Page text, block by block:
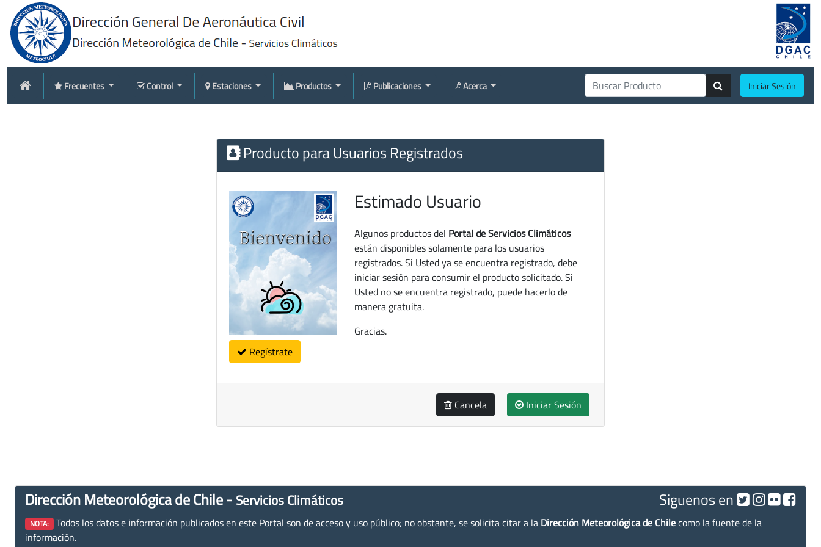
Frecuentes Control Estaciones Productos Publicaciones Acerca Iniciar Sesión
Producto para Usuarios Registrados
Regístrate
Estimado Usuario
Algunos productos del Portal de Servicios Climáticos
están disponibles solamente para los usuarios
registrados. Si Usted ya se encuentra registrado, debe
iniciar sesión para consumir el producto solicitado. Si
Usted no se encuentra registrado, puede hacerlo de
manera gratuita.
Gracias.
Cancela Iniciar Sesión
Dirección Meteorológica de Chile - Servicios Climáticos Siguenos en
NOTA: Todos los datos e información publicados en este Portal son de acceso y uso público; no obstante, se solicita citar a la Dirección Meteorológica de Chilecomo la fuente de la
información.